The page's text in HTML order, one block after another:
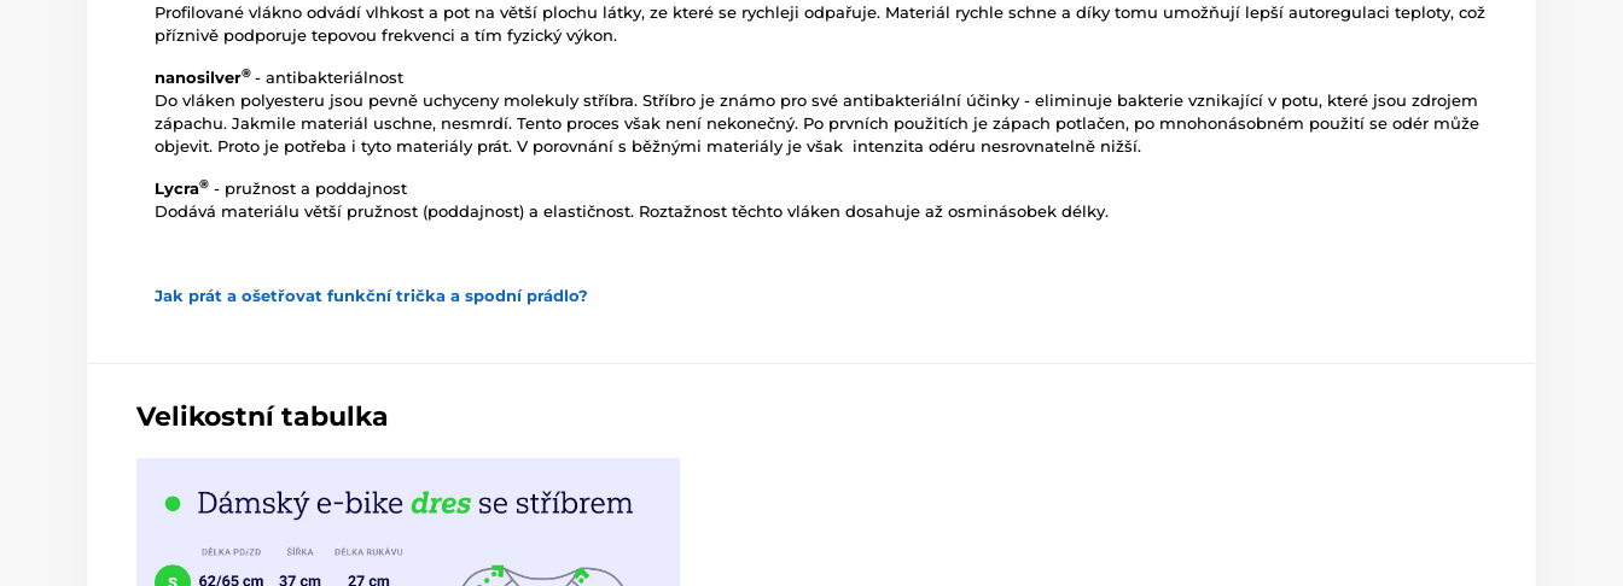
Profilované vlákno odvádí vlhkost a pot na větší plochu látky, ze které se rychleji odpařuje. Materiál rychle schne a díky tomu umožňují lepší autoregulaci teploty, což
příznivě podporuje tepovou frekvenci a tím fyzický výkon.
nanosilver® - antibakteriálnost
Do vláken polyesteru jsou pevně uchyceny molekuly stříbra. Stříbro je známo pro své antibakteriální účinky - eliminuje bakterie vznikající v potu, které jsou zdrojem
zápachu. Jakmile materiál uschne, nesmrdí. Tento proces však není nekonečný. Po prvních použitích je zápach potlačen, po mnohonásobném použití se odér může
objevit. Proto je potřeba i tyto materiály prát. V porovnání s běžnými materiály je však intenzita odéru nesrovnatelně nižší.
Lycra® - pružnost a poddajnost
Dodává materiálu větší pružnost (poddajnost) a elastičnost. Roztažnost těchto vláken dosahuje až osminásobek délky.
Jak prát a ošetřovat funkční trička a spodní prádlo?
Velikostní tabulka